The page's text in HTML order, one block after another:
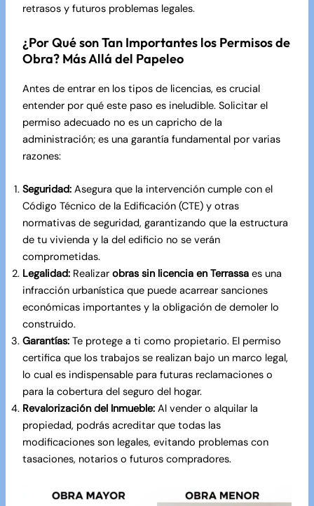
retrasos y futuros problemas legales.
¿Por Qué son Tan Importantes los Permisos de
Obra? Más Allá del Papeleo
Antes de entrar en los tipos de licencias, es crucial
entender por qué este paso es ineludible. Solicitar el
permiso adecuado no es un capricho de la
administración; es una garantía fundamental por varias
razones:
Seguridad:Asegura que la intervención cumple con el
Código Técnico de la Edificación (CTE) y otras
normativas de seguridad, garantizando que la estructura
de tu vivienda y la del edificio no se verán
comprometidas.
Legalidad:Realizar obras sin licencia en Terrassaes una
infracción urbanística que puede acarrear sanciones
económicas importantes y la obligación de demoler lo
construido.
Garantías:Te protege a ti como propietario. El permiso
certifica que los trabajos se realizan bajo un marco legal,
lo cual es indispensable para futuras reclamaciones o
para la cobertura del seguro del hogar.
Revalorización del Inmueble:Al vender o alquilar la
propiedad, podrás acreditar que todas las
modificaciones son legales, evitando problemas con
tasaciones, notarios o futuros compradores.